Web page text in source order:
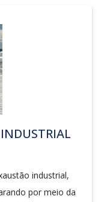
industrial,
por meio da